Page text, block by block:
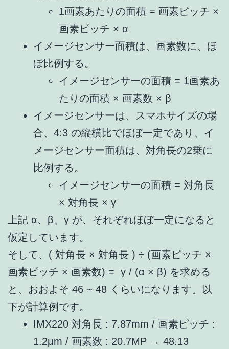
1画素あたりの面積 = 画素ピッチ ×
画素ピッチ × α
イメージセンサー面積は、画素数に、ほ
ぼ比例する。
イメージセンサーの面積 = 1画素あ
たりの面積 × 画素数 × β
イメージセンサーは、スマホサイズの場
合、4:3 の縦横比でほぼ一定であり、イ
メージセンサー面積は、対角長の2乗に
比例する。
イメージセンサーの面積 = 対角長
× 対角長 × γ
上記 α、β、γ が、それぞれほぼ一定になると
仮定しています。
そして、( 対角長 × 対角長 ) ÷ (画素ピッチ ×
画素ピッチ × 画素数) = γ / (α × β) を求める
と、おおよそ 46 ~ 48 くらいになります。以
下が計算例です。
IMX220 対角長 : 7.87mm / 画素ピッチ :
1.2μm / 画素数 : 20.7MP → 48.13